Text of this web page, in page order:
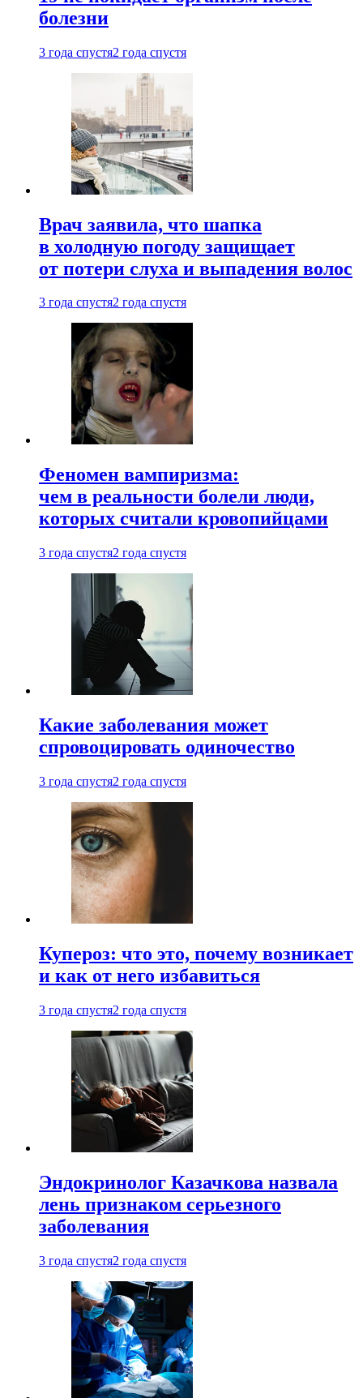
болезни
3 года спустя2 года спустя
Врач заявила, что шапка
в холодную погоду защищает
от потери слуха и выпадения волос
3 года спустя2 года спустя
Феномен вампиризма:
чем в реальности болели люди,
которых считали кровопийцами
3 года спустя2 года спустя
Какие заболевания может
спровоцировать одиночество
3 года спустя2 года спустя
Купероз: что это, почему возникает
и как от него избавиться
3 года спустя2 года спустя
Эндокринолог Казачкова назвала
лень признаком серьезного
заболевания
3 года спустя2 года спустя